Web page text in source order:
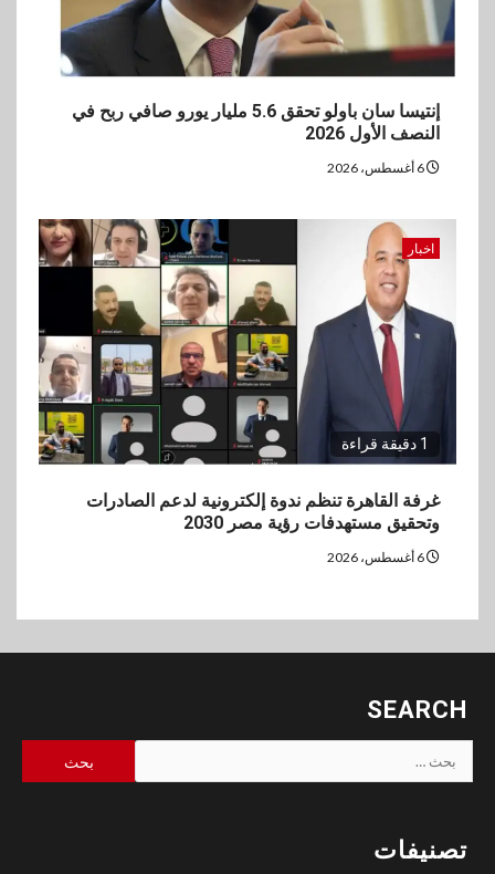
إنتيسا سان باولو تحقق 5.6 مليار يورو صافي ربح في
النصف الأول 2026
اخبار
1 دقيقة قراءة
غرفة القاهرة تنظم ندوة إلكترونية لدعم الصادرات
وتحقيق مستهدفات رؤية مصر 2030
SEARCH
البحث
عن:
تصنيفات